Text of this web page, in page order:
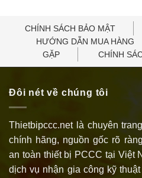
CHÍNH SÁCH BẢO MẬT
HƯỚNG DẪN MUA HÀNG
GẶP
CHÍNH
Đôi nét về chúng tôi
Thietbipccc.net là chuyên
chính hãng, nguồn gốc rõ
an toàn thiết bị PCCC tại Việt
dịch vụ nhận gia công kỹ